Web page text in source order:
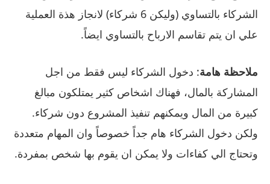
الشركاء بالتساوي (وليكن 6 شركاء) لانجاز هذة العملية
علي ان يتم تقاسم الارباح بالتساوي ايضاً.
ملاحظة هامة: دخول الشركاء ليس فقط من اجل
المشاركة بالمال، فهناك اشخاص كثير يمتلكون مبالغ
كبيرة من المال ويمكنهم تنفيذ المشروع دون شركاء.
ولكن دخول الشركاء هام جداً خصوصاً وان المهام متعددة
وتحتاج الي كفاءات ولا يمكن ان يقوم بها شخص بمفردة.